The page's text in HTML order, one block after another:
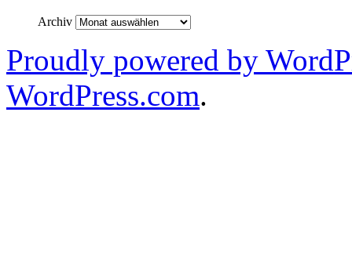
Archiv
Proudly powered by
WordPress.com.